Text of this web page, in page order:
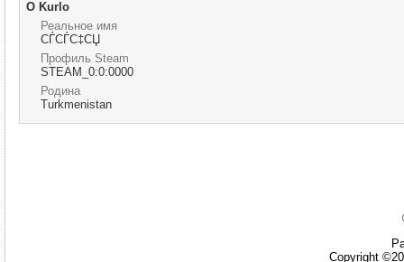
О Kurlo
Реальное имя
СЃСЃС‡СЏ
Профиль Steam
STEAM_0:0:0000
Родина
Turkmenistan
Copyright